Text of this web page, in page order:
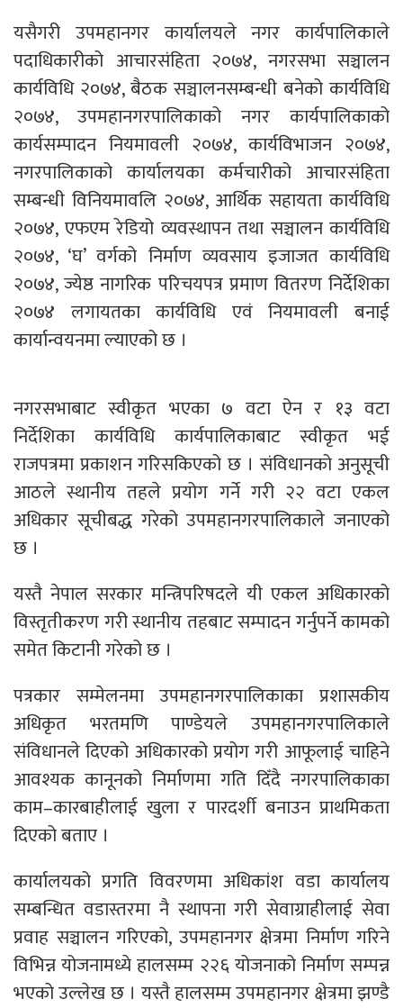
यसैगरी उपमहानगर कार्यालयले नगर कार्यपालिकाले
पदाधिकारीको आचारसंहिता २०७४, नगरसभा सञ्चालन
कार्यविधि २०७४, बैठक सञ्चालनसम्बन्धी बनेको कार्यविधि
२०७४, उपमहानगरपालिकाको नगर कार्यपालिकाको
कार्यसम्पादन नियमावली २०७४, कार्यविभाजन २०७४,
नगरपालिकाको कार्यालयका कर्मचारीको आचारसंहिता
सम्बन्धी विनियमावलि २०७४, आर्थिक सहायता कार्यविधि
२०७४, एफएम रेडियो व्यवस्थापन तथा सञ्चालन कार्यविधि
२०७४, ‘घ’ वर्गको निर्माण व्यवसाय इजाजत कार्यविधि
२०७४, ज्येष्ठ नागरिक परिचयपत्र प्रमाण वितरण निर्देशिका
२०७४ लगायतका कार्यविधि एवं नियमावली बनाई
कार्यान्वयनमा ल्याएको छ ।
नगरसभाबाट स्वीकृत भएका ७ वटा ऐन र १३ वटा
निर्देशिका कार्यविधि कार्यपालिकाबाट स्वीकृत भई
राजपत्रमा प्रकाशन गरिसकिएको छ । संविधानको अनुसूची
आठले स्थानीय तहले प्रयोग गर्ने गरी २२ वटा एकल
अधिकार सूचीबद्ध गरेको उपमहानगरपालिकाले जनाएको
छ ।
यस्तै नेपाल सरकार मन्त्रिपरिषदले यी एकल अधिकारको
विस्तृतीकरण गरी स्थानीय तहबाट सम्पादन गर्नुपर्ने कामको
समेत किटानी गरेको छ ।
पत्रकार सम्मेलनमा उपमहानगरपालिकाका प्रशासकीय
अधिकृत भरतमणि पाण्डेयले उपमहानगरपालिकाले
संविधानले दिएको अधिकारको प्रयोग गरी आफूलाई चाहिने
आवश्यक कानूनको निर्माणमा गति दिँदै नगरपालिकाका
काम–कारबाहीलाई खुला र पारदर्शी बनाउन प्राथमिकता
दिएको बताए ।
कार्यालयको प्रगति विवरणमा अधिकांश वडा कार्यालय
सम्बन्धित वडास्तरमा नै स्थापना गरी सेवाग्राहीलाई सेवा
प्रवाह सञ्चालन गरिएको, उपमहानगर क्षेत्रमा निर्माण गरिने
विभिन्न योजनामध्ये हालसम्म २२६ योजनाको निर्माण सम्पन्न
भएको उल्लेख छ । यस्तै हालसम्म उपमहानगर क्षेत्रमा झण्डै